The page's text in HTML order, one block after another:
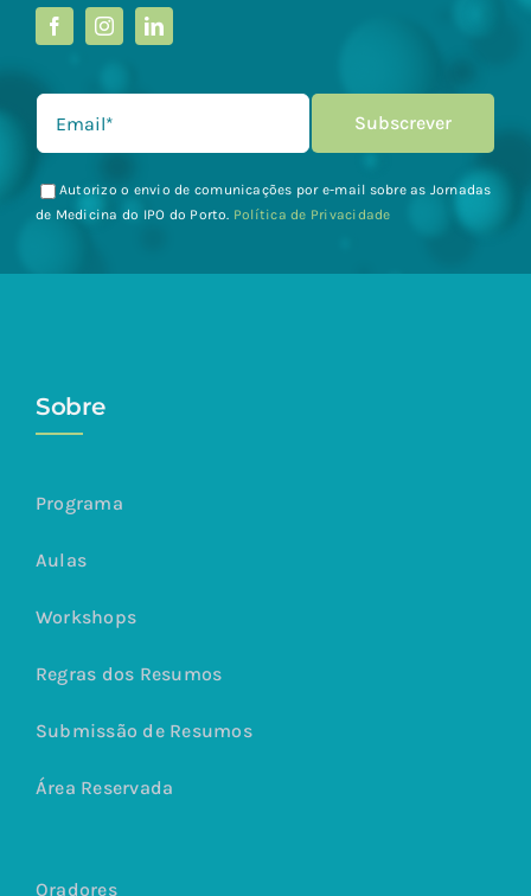
Autorizo o envio de comunicações por e-mail sobre as Jornadas
de Medicina do IPO do Porto. Política de Privacidade
Sobre
Programa
Aulas
Workshops
Regras dos Resumos
Submissão de Resumos
Área Reservada
Oradores